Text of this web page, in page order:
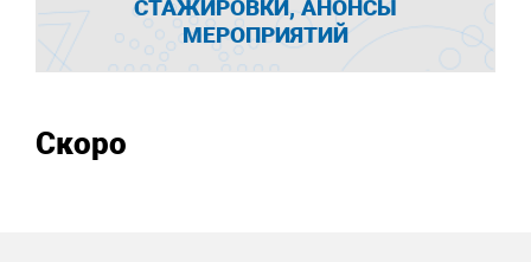
СТАЖИРОВКИ, АНОНСЫ
МЕРОПРИЯТИЙ
Скоро